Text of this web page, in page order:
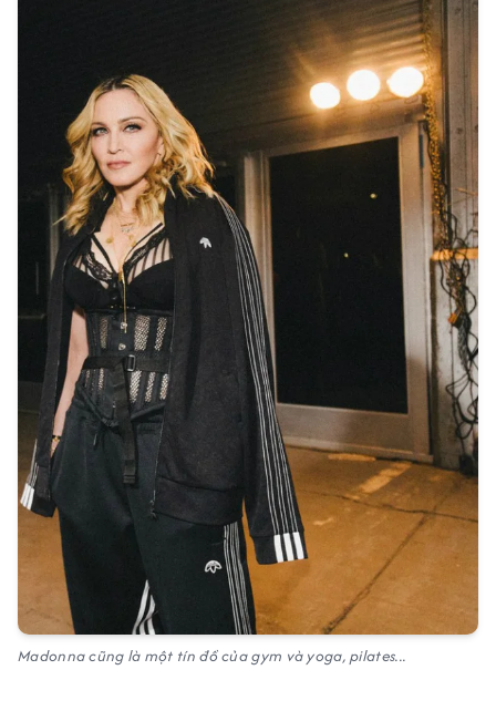
Madonna cũng là một tín đồ của gym và yoga, pilates...